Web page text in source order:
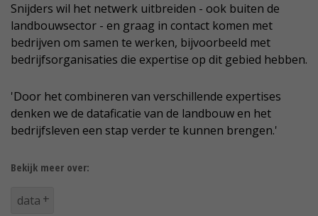
Snijders wil het netwerk uitbreiden - ook buiten de
landbouwsector - en graag in contact komen met
bedrijven om samen te werken, bijvoorbeeld met
bedrijfsorganisaties die expertise op dit gebied hebben.
'Door het combineren van verschillende expertises
denken we de dataficatie van de landbouw en het
bedrijfsleven een stap verder te kunnen brengen.'
Bekijk meer over:
data